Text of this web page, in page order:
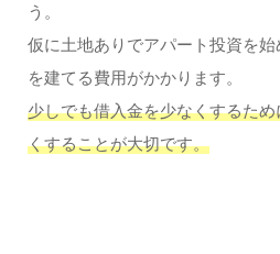
う。
仮に土地ありでアパート投資を
を建てる費用がかかります。
少しでも借入金を少なくするた
くすることが大切です。